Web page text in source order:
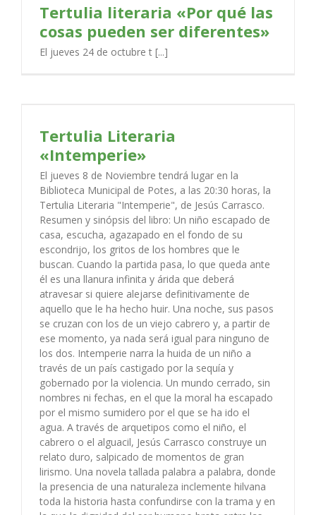
Tertulia literaria «Por qué las
cosas pueden ser diferentes»
El jueves 24 de octubre t [...]
Tertulia Literaria
«Intemperie»
El jueves 8 de Noviembre tendrá lugar en la
Biblioteca Municipal de Potes, a las 20:30 horas, la
Tertulia Literaria "Intemperie", de Jesús Carrasco.
Resumen y sinópsis del libro: Un niño escapado de
casa, escucha, agazapado en el fondo de su
escondrijo, los gritos de los hombres que le
buscan. Cuando la partida pasa, lo que queda ante
él es una llanura infinita y árida que deberá
atravesar si quiere alejarse definitivamente de
aquello que le ha hecho huir. Una noche, sus pasos
se cruzan con los de un viejo cabrero y, a partir de
ese momento, ya nada será igual para ninguno de
los dos. Intemperie narra la huida de un niño a
través de un país castigado por la sequía y
gobernado por la violencia. Un mundo cerrado, sin
nombres ni fechas, en el que la moral ha escapado
por el mismo sumidero por el que se ha ido el
agua. A través de arquetipos como el niño, el
cabrero o el alguacil, Jesús Carrasco construye un
relato duro, salpicado de momentos de gran
lirismo. Una novela tallada palabra a palabra, donde
la presencia de una naturaleza inclemente hilvana
toda la historia hasta confundirse con la trama y en